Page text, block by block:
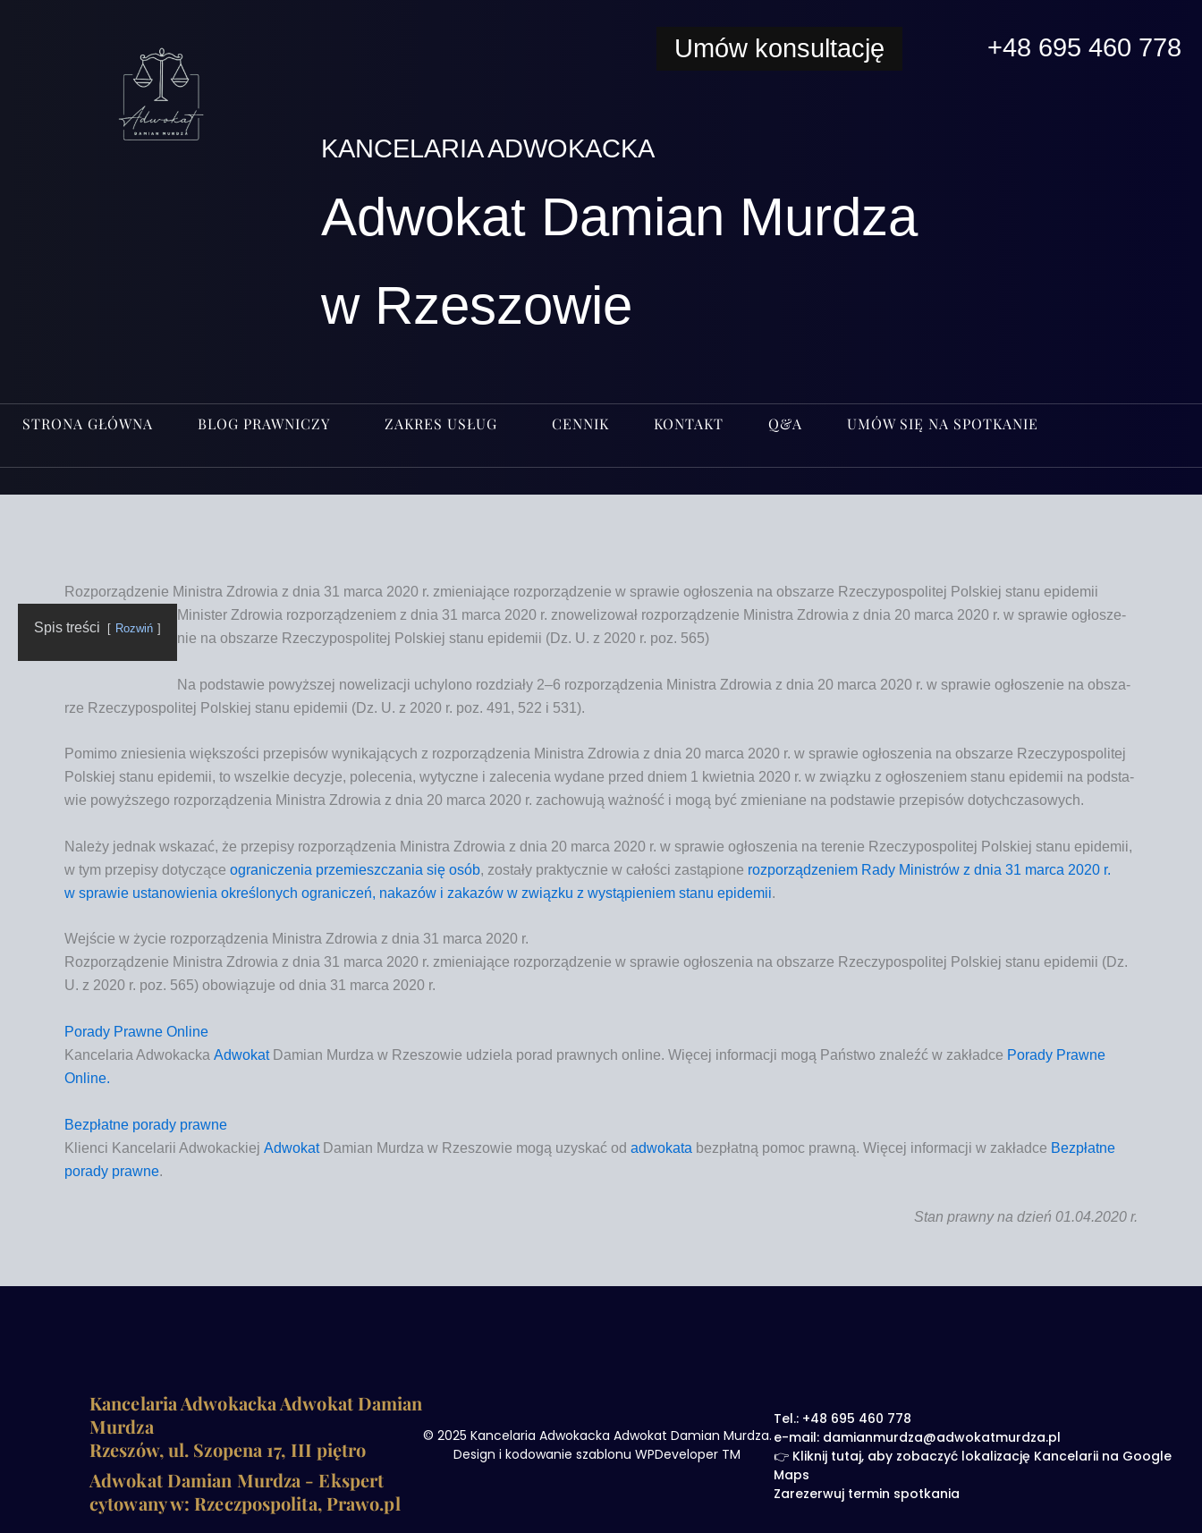
Umów konsultację +48 695 460 778
KANCELARIA ADWOKACKA
Adwokat Damian Murdza
w Rzeszowie
STRONA GŁÓWNA BLOG PRAWNICZY ZAKRES USŁUG CENNIK KONTAKT Q&A UMÓW SIĘ NA SPOTKANIE
Rozporządzenie Ministra Zdrowia z dnia 31 marca 2020 r. zmieniające rozporządzenie w sprawie ogłoszenia na obszarze Rzeczypospolitej Polskiej stanu epidemii
Spis tre­ści Roz­wiń
Mini­ster Zdro­wia roz­po­rzą­dze­niem z dnia 31 mar­ca 2020 r. zno­we­li­zo­wał roz­po­rzą­dze­nie Mini­stra Zdro­wia z dnia 20 mar­ca 2020 r. w spra­wie ogło­sze­
nie na obsza­rze Rze­czy­po­spo­li­tej Pol­skiej sta­nu epi­de­mii (Dz. U. z 2020 r. poz. 565)
Na pod­sta­wie powyż­szej nowe­li­za­cji uchy­lo­no roz­dzia­ły 2–6 roz­po­rzą­dze­nia Mini­stra Zdro­wia z dnia 20 mar­ca 2020 r. w spra­wie ogło­sze­nie na obsza­
rze Rze­czy­po­spo­li­tej Pol­skiej sta­nu epi­de­mii (Dz. U. z 2020 r. poz. 491, 522 i 531).
Pomi­mo znie­sie­nia więk­szo­ści prze­pi­sów wyni­ka­ją­cych z roz­po­rzą­dze­nia Mini­stra Zdro­wia z dnia 20 mar­ca 2020 r. w spra­wie ogło­sze­nia na obsza­rze Rze­czy­po­spo­li­tej
Pol­skiej sta­nu epi­de­mii, to wszel­kie decy­zje, pole­ce­nia, wytycz­ne i zale­ce­nia wyda­ne przed dniem 1 kwiet­nia 2020 r. w związ­ku z ogło­sze­niem sta­nu epi­de­mii na pod­sta­
wie powyż­sze­go roz­po­rzą­dze­nia Mini­stra Zdro­wia z dnia 20 mar­ca 2020 r. zacho­wu­ją waż­ność i mogą być zmie­nia­ne na pod­sta­wie prze­pi­sów dotychczasowych.
Nale­ży jed­nak wska­zać, że prze­pi­sy roz­po­rzą­dze­nia Mini­stra Zdro­wia z dnia 20 mar­ca 2020 r. w spra­wie ogło­sze­nia na tere­nie Rze­czy­po­spo­li­tej Pol­skiej sta­nu epi­de­mii,
w tym prze­pi­sy doty­czą­ce ogra­ni­cze­nia prze­miesz­cza­nia się osób, zosta­ły prak­tycz­nie w cało­ści zastą­pio­ne roz­po­rzą­dze­niem Rady Mini­strów z dnia 31 mar­ca 2020 r.
w spra­wie usta­no­wie­nia okre­ślo­nych ogra­ni­czeń, naka­zów i zaka­zów w związ­ku z wystą­pie­niem sta­nu epi­de­mii.
Wejście w życie rozporządzenia Ministra Zdrowia z dnia 31 marca 2020 r.
Roz­po­rzą­dze­nie Mini­stra Zdro­wia z dnia 31 mar­ca 2020 r. zmie­nia­ją­ce roz­po­rzą­dze­nie w spra­wie ogło­sze­nia na obsza­rze Rze­czy­po­spo­li­tej Pol­skiej sta­nu epi­de­mii (Dz.
U. z 2020 r. poz. 565) obo­wią­zu­je od dnia 31 mar­ca 2020 r.
Porady Prawne Online
Kan­ce­la­ria Adwo­kac­ka Adwo­katDamian Mur­dza w Rze­szo­wie udzie­la porad praw­nych onli­ne. Wię­cej infor­ma­cji mogą Pań­stwo zna­leźć w zakład­ce Pora­dy Praw­ne
Online.
Bezpłatne porady prawne
Klien­ci Kan­ce­la­rii Adwo­kac­kiej Adwo­kat Damian Mur­dza w Rze­szo­wie mogą uzy­skać od adwo­ka­ta bez­płat­ną pomoc praw­ną. Wię­cej infor­ma­cji w zakład­ce Bez­płat­ne
pora­dy praw­ne.
Stan praw­ny na dzień 01.04.2020 r.
Kancelaria Adwokacka Adwokat Damian
Murdza
Rzeszów, ul. Szopena 17, III piętro
Adwokat Damian Murdza - Ekspert
cytowany w: Rzeczpospolita, Prawo.pl
© 2025 Kancelaria Adwokacka Adwokat Damian Murdza.
Design i kodowanie szablonu WPDeveloper TM
Tel.: +48 695 460 778
e-mail: damianmurdza@adwokatmurdza.pl
👉 Kliknij tutaj, aby zobaczyć lokalizację Kancelarii na Google
Maps
Zarezerwuj termin spotkania